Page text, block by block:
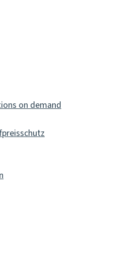
on demand